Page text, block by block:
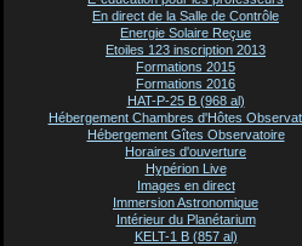
En direct de la Salle de Contrôle
Energie Solaire Reçue
Etoiles 123 inscription 2013
Formations 2015
Formations 2016
HAT-P-25 B (968 al)
Hébergement Chambres d'Hôtes
Hébergement Gîtes Observatoire
Horaires d'ouverture
Hypérion Live
Images en direct
Immersion Astronomique
Intérieur du Planétarium
KELT-1 B (857 al)